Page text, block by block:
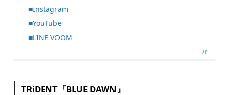
■Instagram
■YouTube
■LINE VOOM
TRiDENT『BLUE DAWN』